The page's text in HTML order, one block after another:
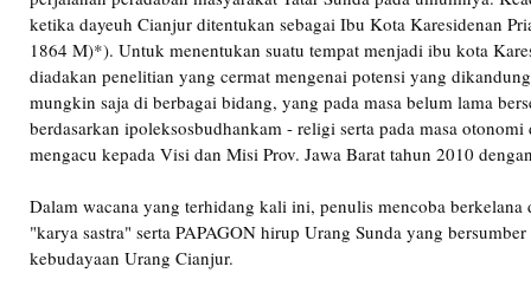
ketika dayeuh Cianjur ditentukan sebagai Ibu Kota Karesidenan
1864 M)*). Untuk menentukan suatu tempat menjadi ibu kota
diadakan penelitian yang cermat mengenai potensi yang
mungkin saja di berbagai bidang, yang pada masa belum lama
berdasarkan ipoleksosbudhankam - religi serta pada masa otonomi
mengacu kepada Visi dan Misi Prov. Jawa Barat tahun 2010
Dalam wacana yang terhidang kali ini, penulis mencoba
"karya sastra" serta PAPAGON hirup Urang Sunda yang
kebudayaan Urang Cianjur.